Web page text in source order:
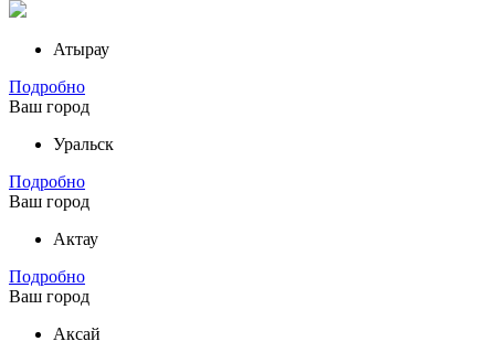
Атырау
Подробно
Ваш город
Уральск
Подробно
Ваш город
Актау
Подробно
Ваш город
Аксай